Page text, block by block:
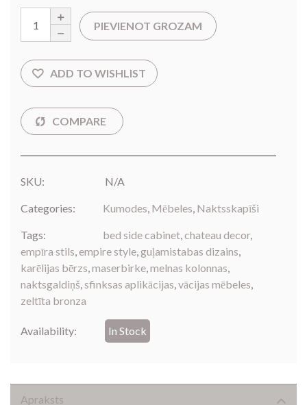
PIEVIENOT GROZAM
SKU: N/A
Categories: Kumodes, Mēbeles, Naktsskapīši
Tags: bed side cabinet,chateau decor,
empīra stils,empire style,guļamistabas dizains,
karēlijas bērzs,maserbirke,melnas kolonnas,
naktsgaldiņš,sfinksas aplikācijas,vācijas mēbeles,
zeltīta bronza
Availability: In Stock
Apraksts